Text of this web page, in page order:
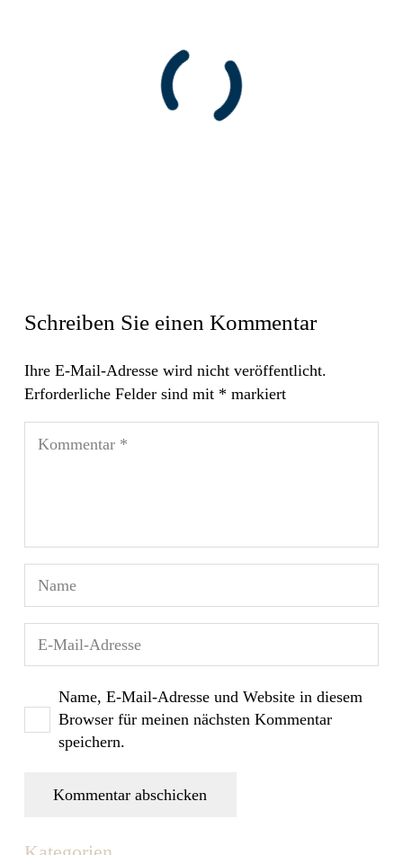
Schreiben Sie einen Kommentar
Ihre E-Mail-Adresse wird nicht veröffentlicht.
Erforderliche Felder sind mit * markiert
Name, E-Mail-Adresse und Website in diesem
Browser für meinen nächsten Kommentar
speichern.
Kommentar abschicken